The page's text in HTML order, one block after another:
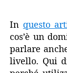
In questo
cos’è un
parlare
livello. Qui